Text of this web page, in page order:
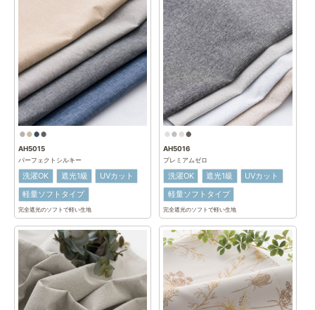
AH5015
パーフェクトシルキー
洗濯OK 遮光1級
UVカット
軽量ソフトタイプ
完全遮光のソフトで軽い生地
AH5016
プレミアムゼロ
洗濯OK 遮光1級
UVカット
軽量ソフトタイプ
完全遮光のソフトで軽い生地